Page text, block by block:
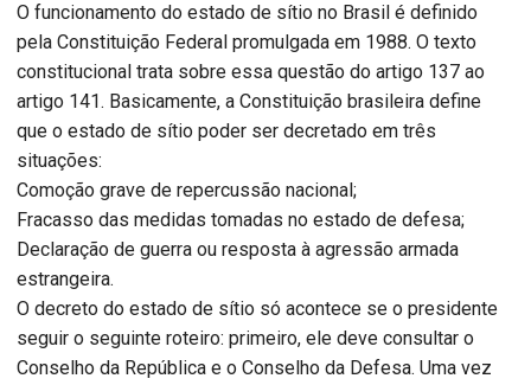
O funcionamento do estado de sítio no Brasil é definido
pela Constituição Federal promulgada em 1988. O texto
constitucional trata sobre essa questão do artigo 137 ao
artigo 141. Basicamente, a Constituição brasileira define
que o estado de sítio poder ser decretado em três
situações:
Comoção grave de repercussão nacional;
Fracasso das medidas tomadas no estado de defesa;
Declaração de guerra ou resposta à agressão armada
estrangeira.
O decreto do estado de sítio só acontece se o presidente
seguir o seguinte roteiro: primeiro, ele deve consultar o
Conselho da República e o Conselho da Defesa. Uma vez